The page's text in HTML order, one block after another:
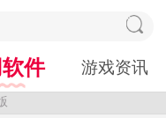
件 游戏资讯